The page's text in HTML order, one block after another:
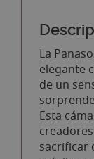
La
elegante
de un
Esta
sacrificar